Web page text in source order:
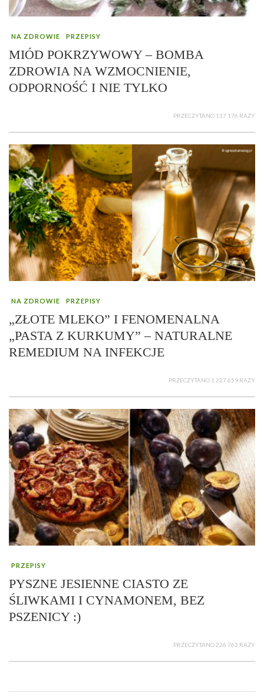
NA ZDROWIE PRZEPISY
MIÓD POKRZYWOWY – BOMBA
ZDROWIA NA WZMOCNIENIE,
ODPORNOŚĆ I NIE TYLKO
PRZECZYTANO 117 176 RAZY
NA ZDROWIE PRZEPISY
„ZŁOTE MLEKO” I FENOMENALNA
„PASTA Z KURKUMY” – NATURALNE
REMEDIUM NA INFEKCJE
PRZECZYTANO 1 227 659 RAZY
PRZEPISY
PYSZNE JESIENNE CIASTO ZE
ŚLIWKAMI I CYNAMONEM, BEZ
PSZENICY :)
PRZECZYTANO 226 763 RAZY